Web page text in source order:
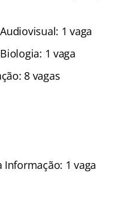
1 vaga
1 vaga
8 vagas
Informação: 1 vaga